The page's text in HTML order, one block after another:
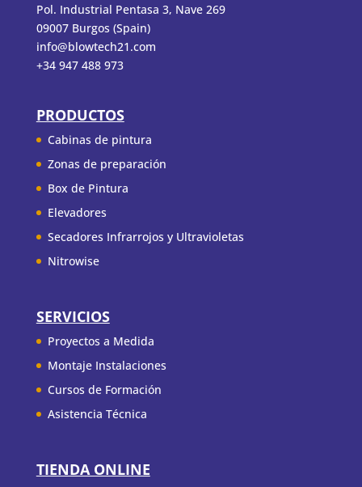
Pol. Industrial Pentasa 3, Nave 269
09007 Burgos (Spain)
info@blowtech21.com
+34 947 488 973
PRODUCTOS
Cabinas de pintura
Zonas de preparación
Box de Pintura
Elevadores
Secadores Infrarrojos y Ultravioletas
Nitrowise
SERVICIOS
Proyectos a Medida
Montaje Instalaciones
Cursos de Formación
Asistencia Técnica
TIENDA ONLINE